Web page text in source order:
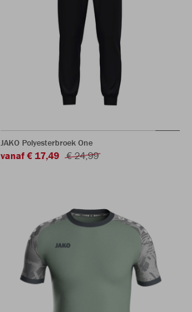
JAKO Polyesterbroek One
vanaf € 17,49 € 24,99